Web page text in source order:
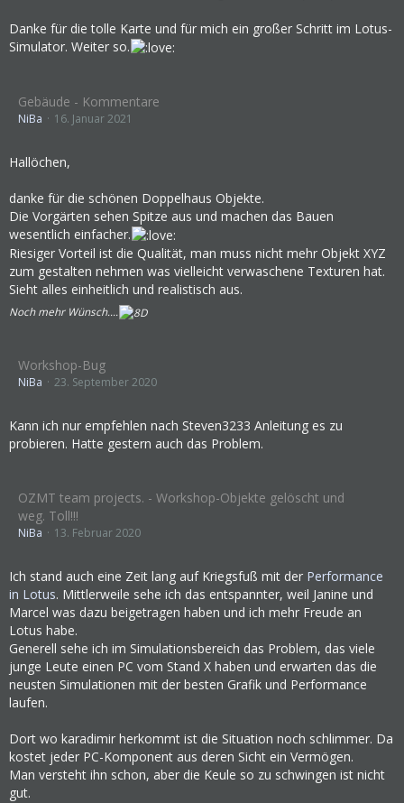
Danke für die tolle Karte und für mich ein großer Schritt im Lotus-
Simulator. Weiter so.
Gebäude - Kommentare
NiBa 16. Januar 2021
Hallöchen,
danke für die schönen Doppelhaus Objekte.
Die Vorgärten sehen Spitze aus und machen das Bauen
wesentlich einfacher.
Riesiger Vorteil ist die Qualität, man muss nicht mehr Objekt XYZ
zum gestalten nehmen was vielleicht verwaschene Texturen hat.
Sieht alles einheitlich und realistisch aus.
Noch mehr Wünsch....
Workshop-Bug
NiBa 23. September 2020
Kann ich nur empfehlen nach Steven3233 Anleitung es zu
probieren. Hatte gestern auch das Problem.
OZMT team projects. - Workshop-Objekte gelöscht und
weg. Toll!!!
NiBa 13. Februar 2020
Ich stand auch eine Zeit lang auf Kriegsfuß mit der Performance
in Lotus. Mittlerweile sehe ich das entspannter, weil Janine und
Marcel was dazu beigetragen haben und ich mehr Freude an
Lotus habe.
Generell sehe ich im Simulationsbereich das Problem, das viele
junge Leute einen PC vom Stand X haben und erwarten das die
neusten Simulationen mit der besten Grafik und Performance
laufen.
Dort wo karadimir herkommt ist die Situation noch schlimmer. Da
kostet jeder PC-Komponent aus deren Sicht ein Vermögen.
Man versteht ihn schon, aber die Keule so zu schwingen ist nicht
gut.